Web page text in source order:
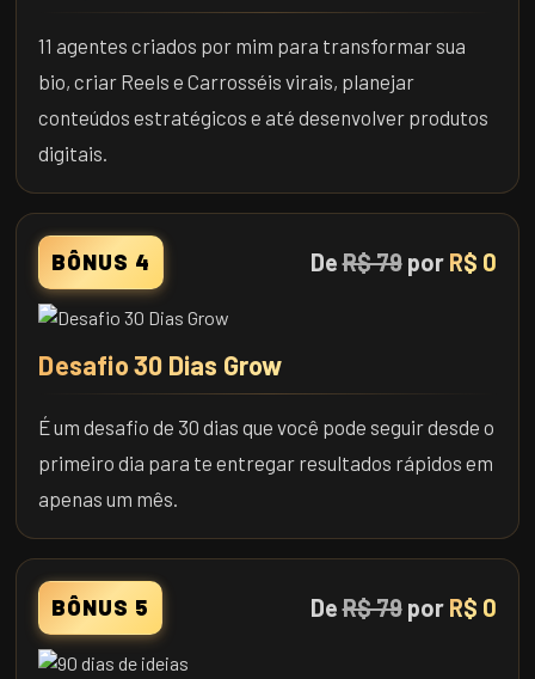
11 agentes criados por mim para transformar sua
bio, criar Reels e Carrosséis virais, planejar
conteúdos estratégicos e até desenvolver produtos
digitais.
BÔNUS 4 DeR$ 79por R$ 0
Desafio 30 Dias Grow
É um desafio de 30 dias que você pode seguir desde o
primeiro dia para te entregar resultados rápidos em
apenas um mês.
BÔNUS 5 DeR$ 79por R$ 0